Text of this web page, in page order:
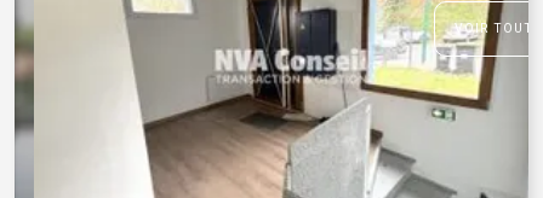
VOIR